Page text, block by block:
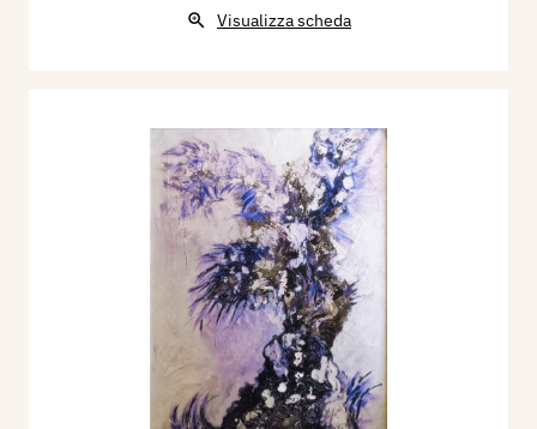
Visualizza scheda